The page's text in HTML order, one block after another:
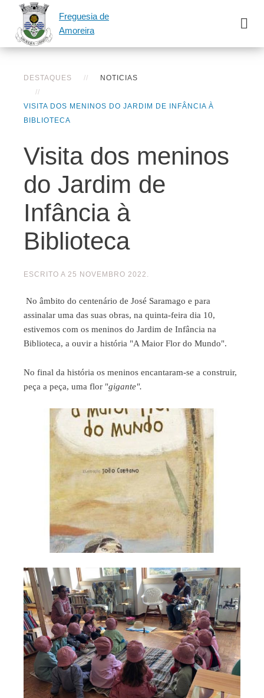
Freguesia de
Amoreira
DESTAQUES NOTICIAS
VISITA DOS MENINOS DO JARDIM DE INFÂNCIA À
BIBLIOTECA
Visita dos meninos
do Jardim de
Infância à
Biblioteca
ESCRITO A 25 NOVEMBRO 2022 .
No âmbito do centenário de José Saramago e para
assinalar uma das suas obras, na quinta-feira dia 10,
estivemos com os meninos do Jardim de Infância na
Biblioteca, a ouvir a história "A Maior Flor do Mundo".
No final da história os meninos encantaram-se a construir,
peça a peça, uma flor "gigante".